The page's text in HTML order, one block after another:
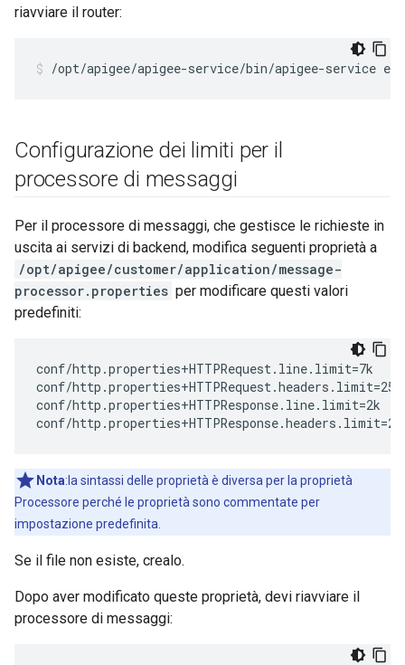
riavviare il router:
/opt/apigee/apigee-service/bin/apigee-service
Configurazione dei limiti per il
processore di messaggi
Per il processore di messaggi, che gestisce le richieste in
uscita ai servizi di backend, modifica seguenti proprietà a
/opt/apigee/customer/application/message-
processor.properties per modificare questi valori
predefiniti:
conf/http.properties+HTTPRequest.line.limit=7k
conf/http.properties+HTTPRequest.headers.limit=25k
conf/http.properties+HTTPResponse.line.limit=2k
conf/
Nota:la sintassi delle proprietà è diversa per la proprietà
Processore perché le proprietà sono commentate per
impostazione predefinita.
Se il file non esiste, crealo.
Dopo aver modificato queste proprietà, devi riavviare il
processore di messaggi: